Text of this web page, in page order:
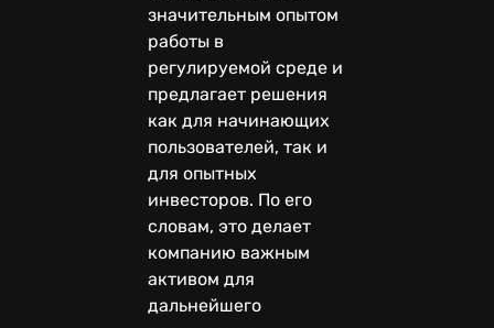
значительным опытом
работы в
регулируемой среде и
предлагает решения
как для начинающих
пользователей, так и
для опытных
инвесторов. По его
словам, это делает
компанию важным
активом для
дальнейшего